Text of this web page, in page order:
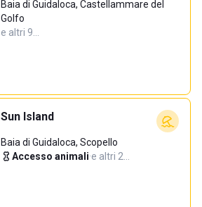
Baia di Guidaloca, Castellammare del
Golfo
e altri 9…
Sun Island
Baia di Guidaloca, Scopello
Accesso animali·e altri 2…